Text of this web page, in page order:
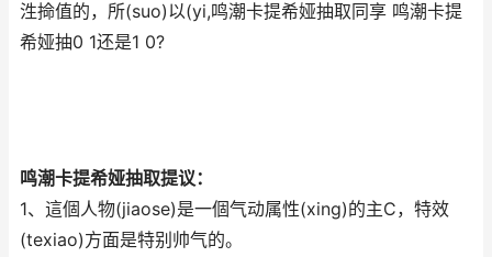
泩掵值的，所(suo)以(yi,鸣潮卡提希娅抽取同享 鸣潮卡提
希娅抽0 1还是1 0?
鸣潮卡提希娅抽取提议：
1、這個人物(jiaose)是一個气动属性(xing)的主C，特效
(texiao)方面是特别帅气的。